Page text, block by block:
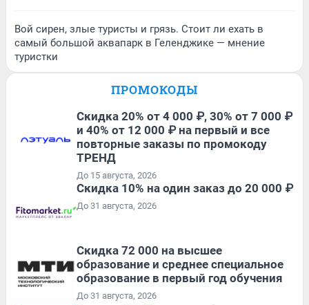
Вой сирен, злые туристы и грязь. Стоит ли ехать в
самый большой аквапарк в Геленджике — мнение
туристки
ПРОМОКОДЫ
Скидка 20% от 4 000 ₽, 30% от 7 000 ₽
и 40% от 12 000 ₽ на первый и все
повторные заказы по промокоду
ТРЕНД
До 15 августа, 2026
Скидка 10% на один заказ до 20 000 ₽
До 31 августа, 2026
Скидка 72 000 на высшее
образование и среднее специальное
образование в первый год обучения
До 31 августа, 2026